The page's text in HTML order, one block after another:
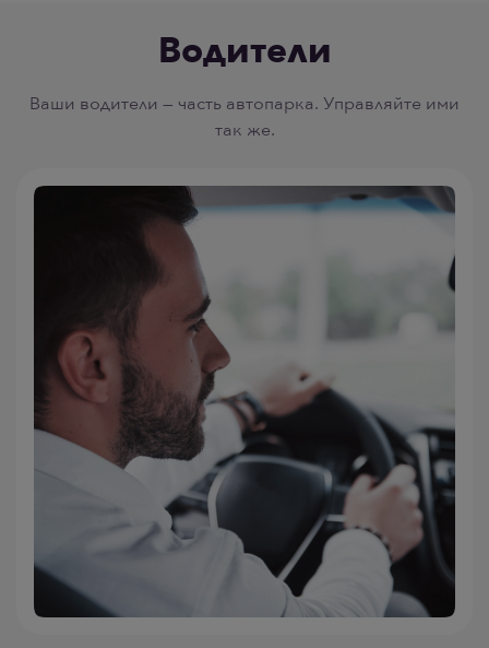
Водители
Ваши водители — часть автопарка. Управляйте ими
так же.